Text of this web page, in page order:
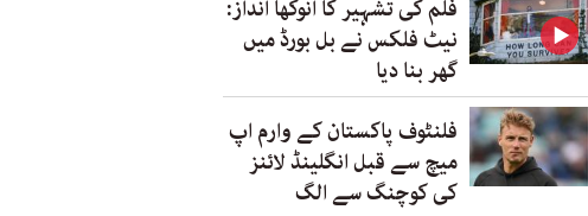
فلم کی تشہیر کا انوکھا انداز:
نیٹ فلکس نے بل بورڈ میں
گھر بنا دیا
فلنٹوف پاکستان کے وارم اپ
میچ سے قبل انگلینڈ لائنز
کی کوچنگ سے الگ